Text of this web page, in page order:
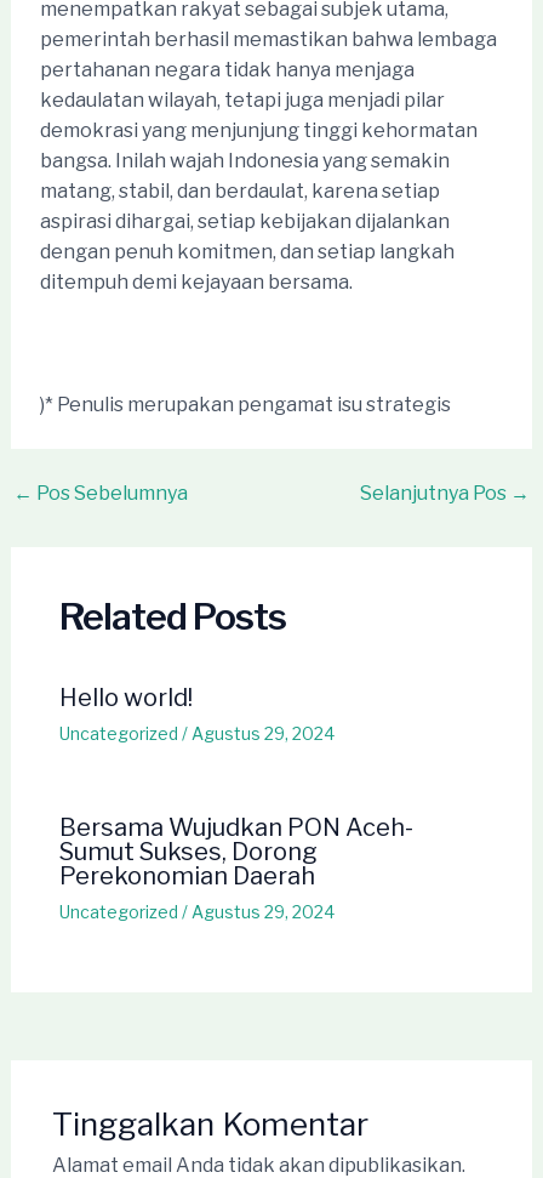
menempatkan rakyat sebagai subjek utama,
pemerintah berhasil memastikan bahwa lembaga
pertahanan negara tidak hanya menjaga
kedaulatan wilayah, tetapi juga menjadi pilar
demokrasi yang menjunjung tinggi kehormatan
bangsa. Inilah wajah Indonesia yang semakin
matang, stabil, dan berdaulat, karena setiap
aspirasi dihargai, setiap kebijakan dijalankan
dengan penuh komitmen, dan setiap langkah
ditempuh demi kejayaan bersama.
)* Penulis merupakan pengamat isu strategis
Post
← Pos Sebelumnya Selanjutnya Pos →
Related Posts
Hello world!
Uncategorized / Agustus 29, 2024
Bersama Wujudkan PON Aceh-
Sumut Sukses, Dorong
Perekonomian Daerah
Uncategorized / Agustus 29, 2024
Tinggalkan Komentar
Alamat email Anda tidak akan dipublikasikan.